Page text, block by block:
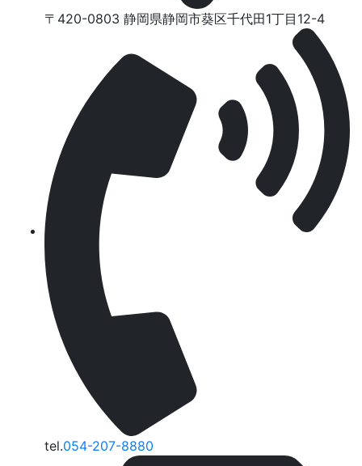
〒420-0803 静岡県静岡市葵区千代⽥1丁⽬12-4
tel.054-207-8880